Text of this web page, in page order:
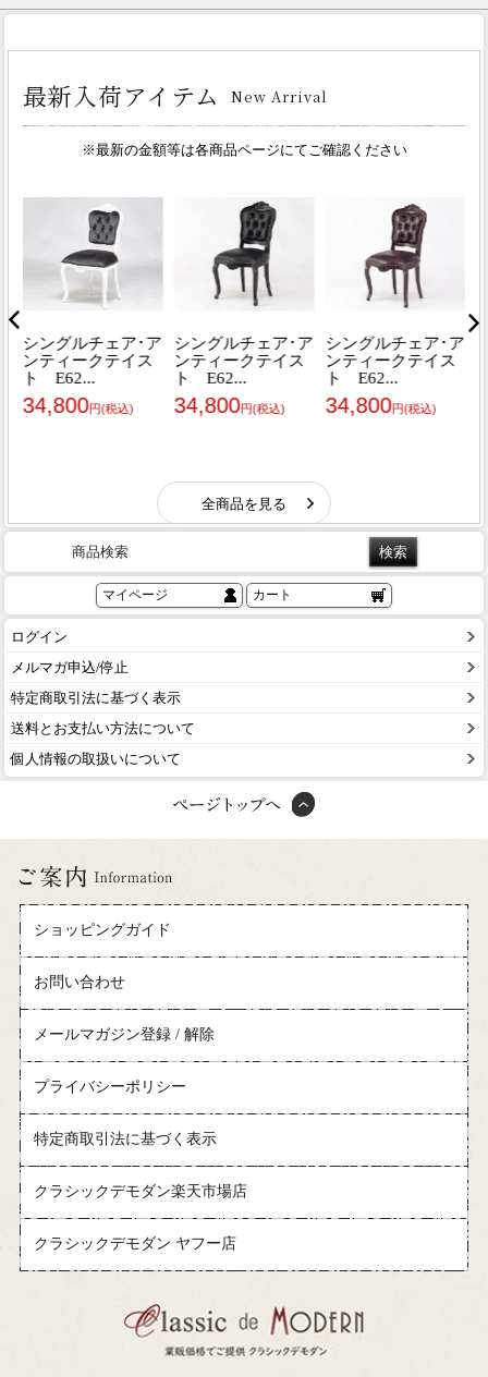
商品検索
マイページ カート
ログイン
メルマガ申込/停止
特定商取引法に基づく表示
送料とお支払い方法について
個人情報の取扱いについて
ショッピングガイド
お問い合わせ
メールマガジン登録 / 解除
プライバシーポリシー
特定商取引法に基づく表示
クラシックデモダン楽天市場店
クラシックデモダン ヤフー店